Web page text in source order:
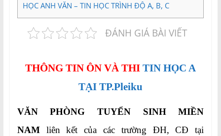
HỌC ANH VĂN – TIN HỌC TRÌNH ĐỘ A, B, C
ĐÁNH GIÁ BÀI VIẾT
THÔNG TIN ÔN VÀ THI TIN HỌC A
TẠI TP.Pleiku
VĂN PHÒNG TUYỂN SINH MIỀN
NAMliên kết của các trường ĐH, CĐ tại